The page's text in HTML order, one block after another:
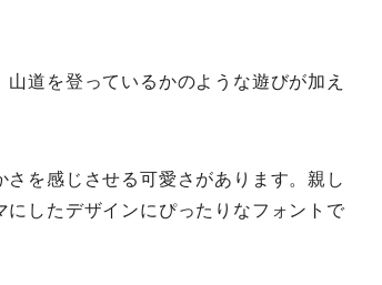
道を登っているかのような遊びが加え
を感じさせる可愛さがあります。親し
したデザインにぴったりなフォントで